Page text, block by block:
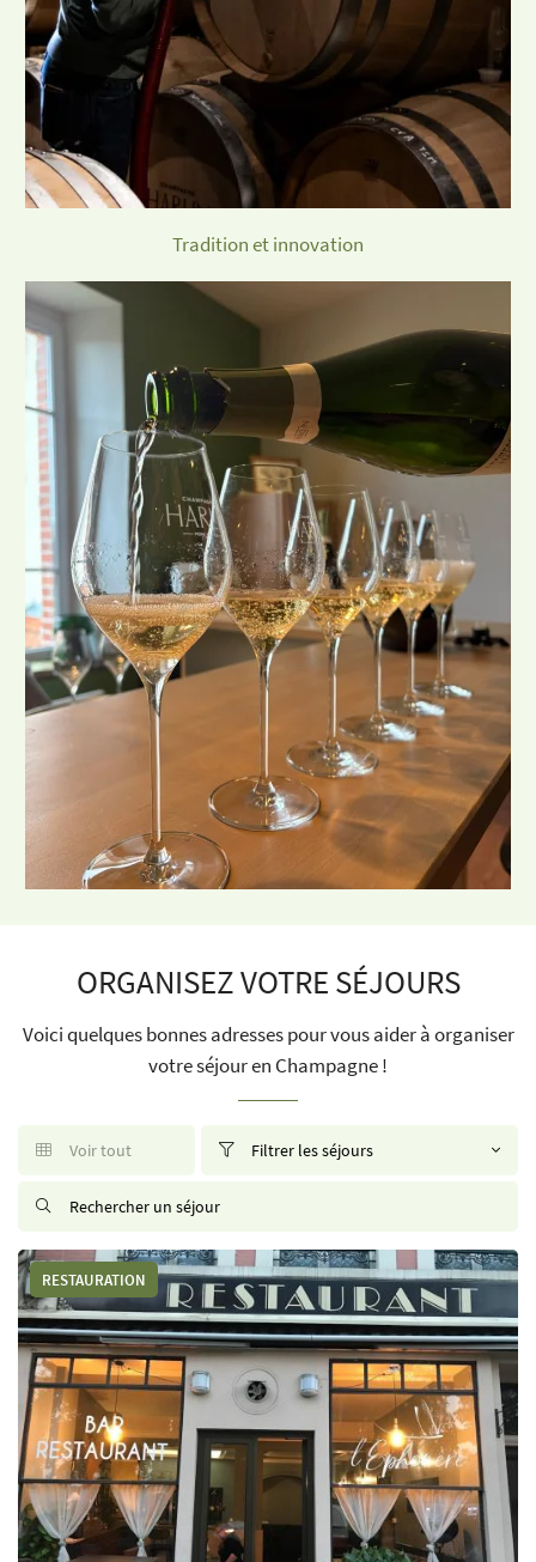
Langues
ACCUEIL
HISTOIRE
Une question
03 26 58 34 38
Tradition et innovation
ORGANISEZ VOTRE SÉJOURS
Voici quelques bonnes adresses pour vous aider à organiser
votre séjour en Champagne !
 Voir tout  Filtrer les séjours

RESTAURATION